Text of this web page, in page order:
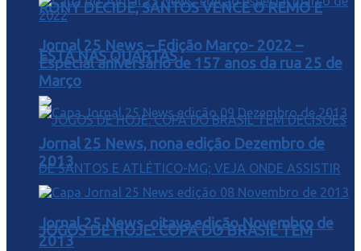
RONY DECIDE, SANTOS VENCE O REMO E
ESTÁ NAS QUARTAS
JOGOS DE HOJE: COPA DO BRASIL TEM
Jornal 25 News – Edição Março- 2022 –
Especial aniversário de 157 anos da rua 25 de
Março
Jornal 25 News, nona edição Dezembro de
2013
Jornal 25 News, oitava edição Novembro de
2013